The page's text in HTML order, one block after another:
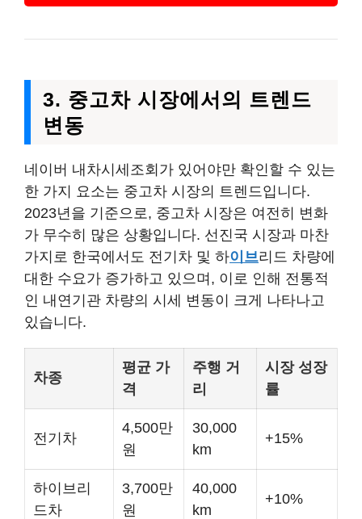
3. 중고차 시장에서의 트렌드
변동
네이버 내차시세조회가 있어야만 확인할 수 있는
한 가지 요소는 중고차 시장의 트렌드입니다.
2023년을 기준으로, 중고차 시장은 여전히 변화
가 무수히 많은 상황입니다. 선진국 시장과 마찬
가지로 한국에서도 전기차 및 하이브리드 차량에
대한 수요가 증가하고 있으며, 이로 인해 전통적
인 내연기관 차량의 시세 변동이 크게 나타나고
있습니다.
차종
평균 가
격
주행 거
리
시장 성장
률
전기차
4,500만
원
30,000
km
+15%
하이브리
드차
3,700만
원
40,000
km
+10%